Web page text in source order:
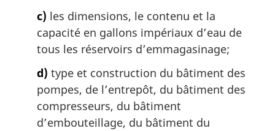
c) les dimensions, le contenu et la
capacité en gallons impériaux d’eau de
tous les réservoirs d’emmagasinage;
d) type et construction du bâtiment des
pompes, de l’entrepôt, du bâtiment des
compresseurs, du bâtiment
d’embouteillage, du bâtiment du